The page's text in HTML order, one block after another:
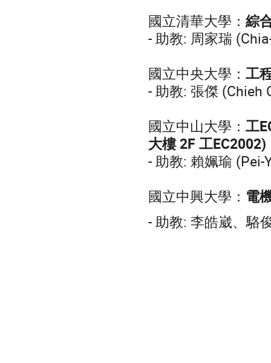
國立清華大學： 綜
- 助教: 周家瑞
國立中央大學： 工
- 助教: 張傑 (Chieh
國立中山大學： 工
大樓 2F 工EC2002)
- 助教: 賴姵瑜
國立中興大學： 電
- 助教: 李皓崴、駱